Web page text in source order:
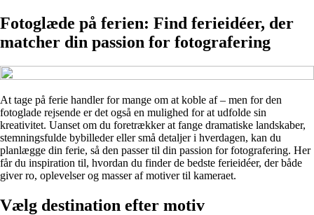
Fotoglæde på ferien: Find ferieidéer, der
matcher din passion for fotografering
At tage på ferie handler for mange om at koble af – men for den
fotoglade rejsende er det også en mulighed for at udfolde sin
kreativitet. Uanset om du foretrækker at fange dramatiske landskaber,
stemningsfulde bybilleder eller små detaljer i hverdagen, kan du
planlægge din ferie, så den passer til din passion for fotografering. Her
får du inspiration til, hvordan du finder de bedste ferieidéer, der både
giver ro, oplevelser og masser af motiver til kameraet.
Vælg destination efter motiv